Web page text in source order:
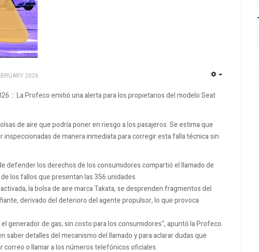
2026
::: La Profeco emitió una alerta para los propietarios del modelo Seat
de aire que podría poner en riesgo a los pasajeros. Se estima que
de manera inmediata para corregir esta falla técnica sin
defender los derechos de los consumidores compartió el llamado de
los fallos que presentan las 356 unidades.
la bolsa de aire marca Takata, se desprenden fragmentos del
derivado del deterioro del agente propulsor, lo que provoca
generador de gas, sin costo para los consumidores", apuntó la Profeco.
saber detalles del mecanismo del llamado y para aclarar dudas que
o llamar a los números telefónicos oficiales.